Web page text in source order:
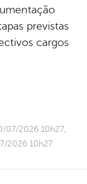
previstas
cargos
07/2026 10h27,
2026 10h27